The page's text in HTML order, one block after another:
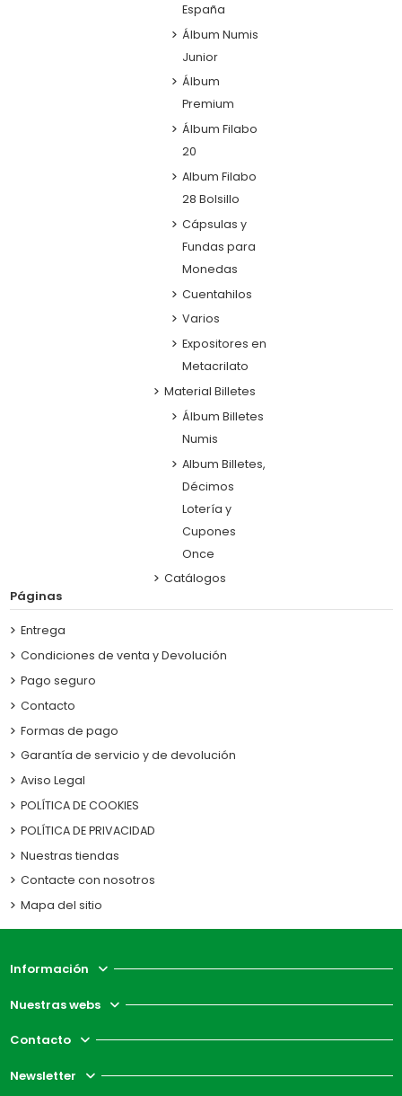
España
Álbum Numis
Junior
Álbum
Premium
Álbum Filabo
20
Album Filabo
28 Bolsillo
Cápsulas y
Fundas para
Monedas
Cuentahilos
Varios
Expositores en
Metacrilato
Material Billetes
Álbum Billetes
Numis
Album Billetes,
Décimos
Lotería y
Cupones
Once
Catálogos
Páginas
Entrega
Condiciones de venta y Devolución
Pago seguro
Contacto
Formas de pago
Garantía de servicio y de devolución
Aviso Legal
POLÍTICA DE COOKIES
POLÍTICA DE PRIVACIDAD
Nuestras tiendas
Contacte con nosotros
Mapa del sitio
Información
Nuestras webs
Contacto
Newsletter